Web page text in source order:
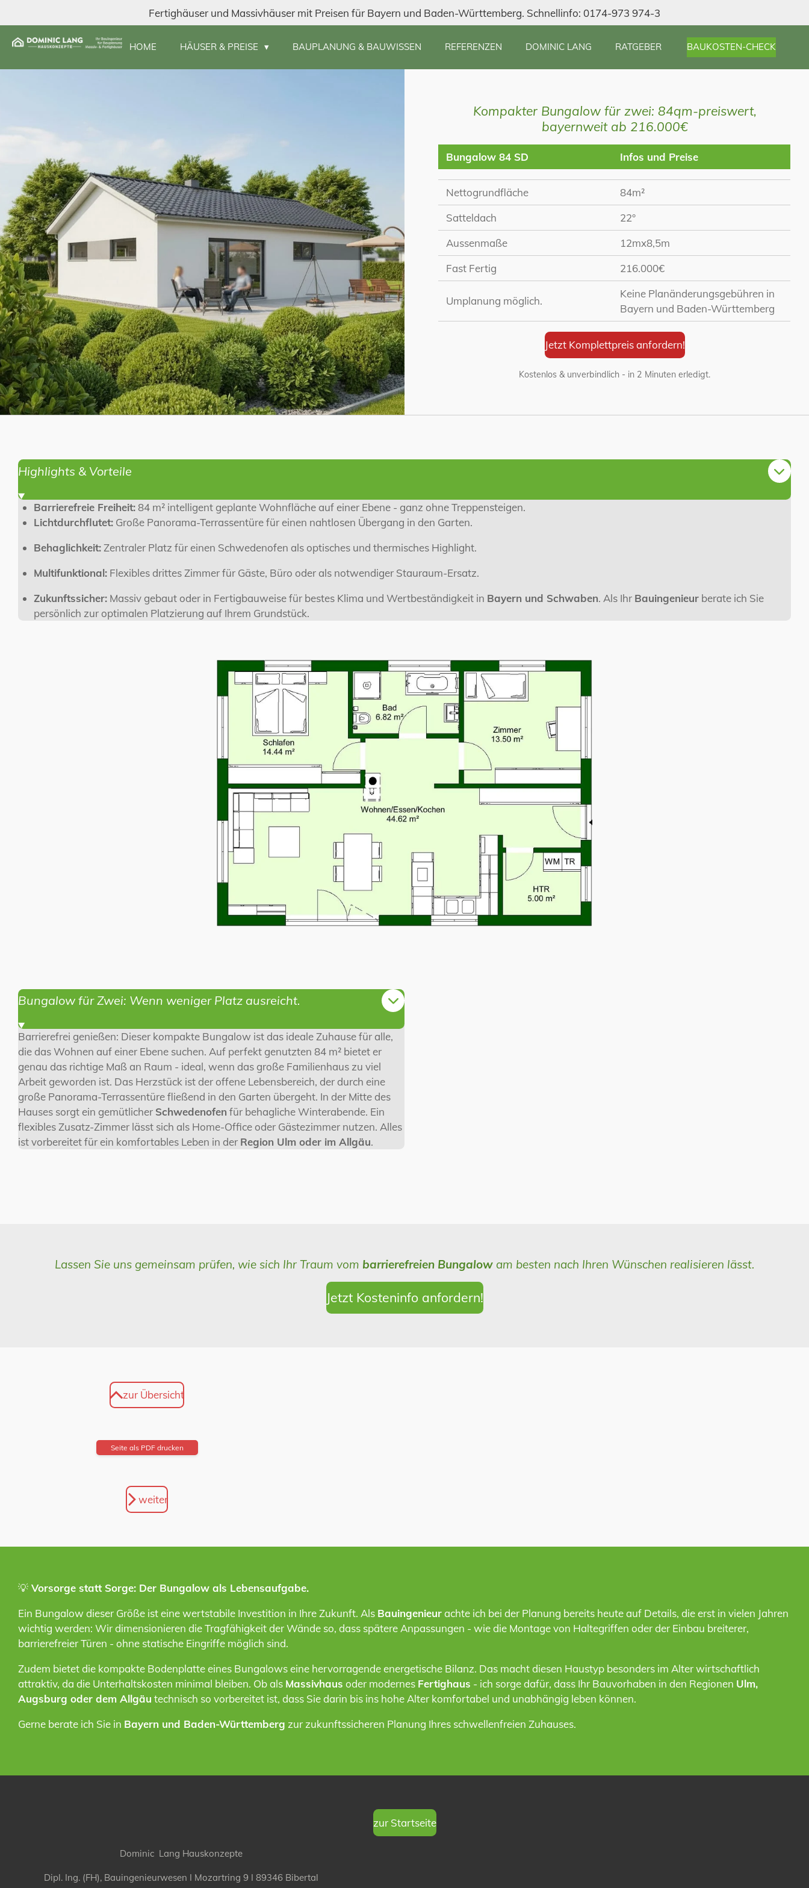
Hauptinhalt
springen
Fertighäuser und Massivhäuser mit Preisen für Bayern und Baden-Württemberg. Schnellinfo: 0174-973 974-3
HOME HÄUSER & PREISE BAUPLANUNG & BAUWISSEN REFERENZEN DOMINIC LANG RATGEBER BAUKOSTEN-CHECK
Kompakter Bungalow für zwei: 84qm-preiswert,
bayernweit ab 216.000€
Bungalow 84 SD Infos und Preise
Nettogrundfläche
84m²
Satteldach
22°
Aussenmaße
12mx8,5m
Fast Fertig
216.000€
Umplanung möglich.
Keine Planänderungsgebühren in
Bayern und Baden-Württemberg
Jetzt Komplettpreis anfordern!
Kostenlos & unverbindlich - in 2 Minuten erledigt.
Highlights & Vorteile
Barrierefreie Freiheit:84 m² intelligent geplante Wohnfläche auf einer Ebene - ganz ohne Treppensteigen.
Lichtdurchflutet:Große Panorama-Terrassentüre für einen nahtlosen Übergang in den Garten.
Behaglichkeit:Zentraler Platz für einen Schwedenofen als optisches und thermisches Highlight.
Multifunktional:Flexibles drittes Zimmer für Gäste, Büro oder als notwendiger Stauraum-Ersatz.
Zukunftssicher:Massiv gebaut oder in Fertigbauweise für bestes Klima und Wertbeständigkeit in Bayern und Schwaben. Als Ihr Bauingenieurberate ich Sie
persönlich zur optimalen Platzierung auf Ihrem Grundstück.
Bungalow für Zwei: Wenn weniger Platz ausreicht.
Barrierefrei genießen: Dieser kompakte Bungalow ist das ideale Zuhause für alle,
die das Wohnen auf einer Ebene suchen. Auf perfekt genutzten 84 m² bietet er
genau das richtige Maß an Raum - ideal, wenn das große Familienhaus zu viel
Arbeit geworden ist. Das Herzstück ist der offene Lebensbereich, der durch eine
große Panorama-Terrassentüre fließend in den Garten übergeht. In der Mitte des
Hauses sorgt ein gemütlicher Schwedenofen für behagliche Winterabende. Ein
flexibles Zusatz-Zimmer lässt sich als Home-Office oder Gästezimmer nutzen. Alles
ist vorbereitet für ein komfortables Leben in der Region Ulm oder im Allgäu.
Lassen Sie uns gemeinsam prüfen, wie sich Ihr Traum vom barrierefreien Bungalow am besten nach Ihren Wünschen realisieren lässt.
Jetzt Kosteninfo anfordern!
zur Übersicht
Seite als PDF drucken
weiter
💡 Vorsorge statt Sorge: Der Bungalow als Lebensaufgabe.
Ein Bungalow dieser Größe ist eine wertstabile Investition in Ihre Zukunft. Als Bauingenieurachte ich bei der Planung bereits heute auf Details, die erst in vielen Jahren
wichtig werden: Wir dimensionieren die Tragfähigkeit der Wände so, dass spätere Anpassungen - wie die Montage von Haltegriffen oder der Einbau breiterer,
barrierefreier Türen - ohne statische Eingriffe möglich sind.
Zudem bietet die kompakte Bodenplatte eines Bungalows eine hervorragende energetische Bilanz. Das macht diesen Haustyp besonders im Alter wirtschaftlich
attraktiv, da die Unterhaltskosten minimal bleiben. Ob als Massivhaus oder modernes Fertighaus - ich sorge dafür, dass Ihr Bauvorhaben in den Regionen Ulm,
Augsburg oder dem Allgäu technisch so vorbereitet ist, dass Sie darin bis ins hohe Alter komfortabel und unabhängig leben können.
Gerne berate ich Sie in Bayern und Baden-Württemberg zur zukunftssicheren Planung Ihres schwellenfreien Zuhauses.
zur Startseite
Dominic Lang Hauskonzepte
Dipl. Ing. (FH), Bauingenieurwesen I Mozartring 9 I 89346 Bibertal